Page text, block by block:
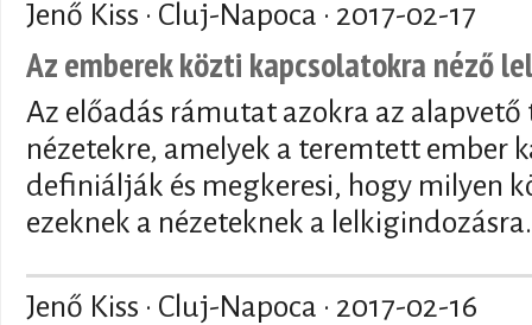
Jenő Kiss · Cluj-Napoca · 2017-02-17
Az emberek közti kapcsolatokra néző
Az előadás rámutat azokra az
nézetekre, amelyek a teremtett ember
definiálják és megkeresi, hogy milyen
ezeknek a nézeteknek a lelkigindozásra.
Jenő Kiss · Cluj-Napoca · 2017-02-16